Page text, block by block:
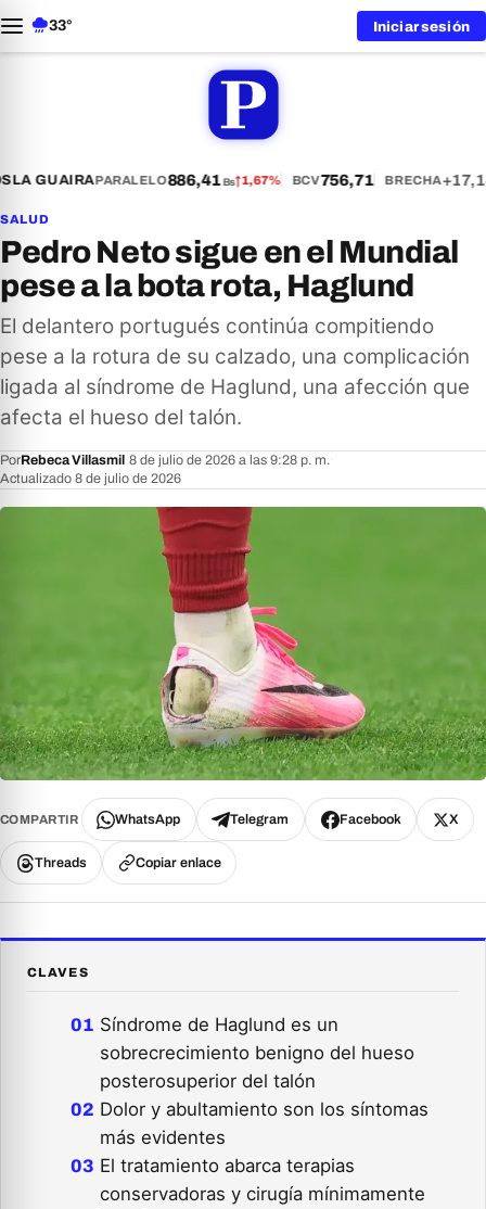
33° Iniciar sesión
LA GUAIRAPARALELO886,41Bs↑1,67% BCV756,71 BRECHA
SALUD
Pedro Neto sigue en el Mundial
pese a la bota rota, Haglund
El delantero portugués continúa compitiendo
pese a la rotura de su calzado, una complicación
ligada al síndrome de Haglund, una afección que
afecta el hueso del talón.
PorRebeca Villasmil 8 de julio de 2026 a las 9:28 p. m.
Actualizado 8 de julio de 2026
COMPARTIR WhatsApp Telegram Facebook X
Threads Copiar enlace
CLAVES
Síndrome de Haglund es un
sobrecrecimiento benigno del hueso
posterosuperior del talón
Dolor y abultamiento son los síntomas
más evidentes
El tratamiento abarca terapias
conservadoras y cirugía mínimamente